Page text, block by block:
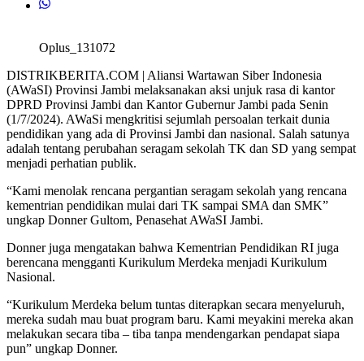
Oplus_131072
DISTRIKBERITA.COM | Aliansi Wartawan Siber Indonesia
(AWaSI) Provinsi Jambi melaksanakan aksi unjuk rasa di kantor
DPRD Provinsi Jambi dan Kantor Gubernur Jambi pada Senin
(1/7/2024). AWaSi mengkritisi sejumlah persoalan terkait dunia
pendidikan yang ada di Provinsi Jambi dan nasional. Salah satunya
adalah tentang perubahan seragam sekolah TK dan SD yang sempat
menjadi perhatian publik.
“Kami menolak rencana pergantian seragam sekolah yang rencana
kementrian pendidikan mulai dari TK sampai SMA dan SMK”
ungkap Donner Gultom, Penasehat AWaSI Jambi.
Donner juga mengatakan bahwa Kementrian Pendidikan RI juga
berencana mengganti Kurikulum Merdeka menjadi Kurikulum
Nasional.
“Kurikulum Merdeka belum tuntas diterapkan secara menyeluruh,
mereka sudah mau buat program baru. Kami meyakini mereka akan
melakukan secara tiba – tiba tanpa mendengarkan pendapat siapa
pun” ungkap Donner.